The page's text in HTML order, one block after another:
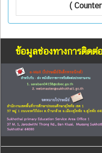
( Counter
ข้อมูลช่องทางการติด